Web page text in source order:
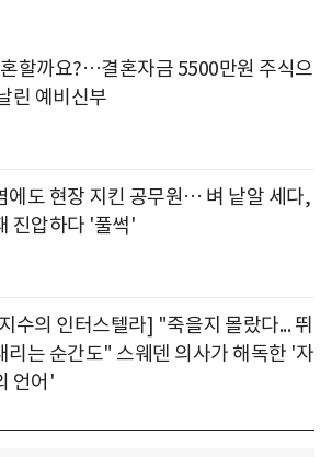
할까요?…결혼자금 5500만원 주식으
린 예비신부
에도 현장 지킨 공무원… 벼 낱알 세다,
진압하다 '풀썩'
수의 인터스텔라] "죽을지 몰랐다... 뛰
리는 순간도" 스웨덴 의사가 해독한 '자
언어'